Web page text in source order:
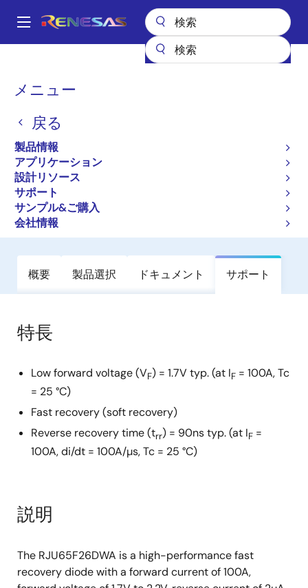
ン
Main
メニュー
戻る
製品情報
アプリケーション
設計リソース
サポート
サンプル&ご購入
会社情報
パ
く
ず
RJU65F26DWA
RJU65F26DWA
廃止品
High-Performance Fast Recovery
Diodes with Low VF and High-Speed
trr for Increasing Device Efficiency
概要 製品選択 ドキュメント サポート
特長
Low forward voltage (VF) = 1.7V typ. (at IF = 100A, Tc
= 25 °C)
Fast recovery (soft recovery)
Reverse recovery time (trr) = 90ns typ. (at IF =
100A, di/dt = 100A/µs, Tc = 25 °C)
説明
The RJU65F26DWA is a high-performance fast
recovery diode with a forward current of 100A,